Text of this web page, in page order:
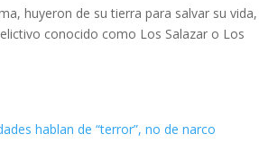
huyeron de su tierra para salvar su
conocido como Los Salazar o Los